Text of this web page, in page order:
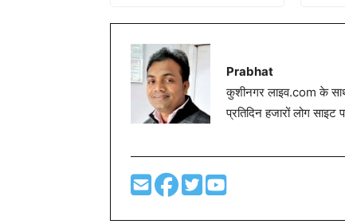
Prabhat
कुशीनगर लाइव.com के
प्रतिदिन हजारों लोग साइट